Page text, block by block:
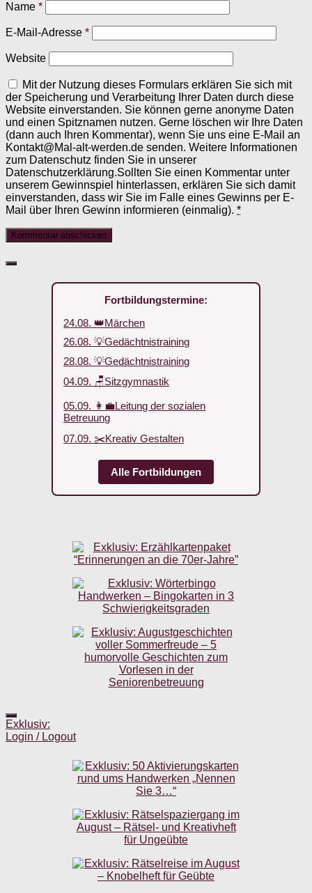
Name *
E-Mail-Adresse *
Website
Mit der Nutzung dieses Formulars erklären Sie sich mit
der Speicherung und Verarbeitung Ihrer Daten durch diese
Website einverstanden. Sie können gerne anonyme Daten
und einen Spitznamen nutzen. Gerne löschen wir Ihre Daten
(dann auch Ihren Kommentar), wenn Sie uns eine E-Mail an
Kontakt@Mal-alt-werden.de senden. Weitere Informationen
zum Datenschutz finden Sie in unserer
Datenschutzerklärung.Sollten Sie einen Kommentar unter
unserem Gewinnspiel hinterlassen, erklären Sie sich damit
einverstanden, dass wir Sie im Falle eines Gewinns per E-
Mail über Ihren Gewinn informieren (einmalig). *
Fortbildungstermine:
24.08. 👑Märchen
26.08. 💡Gedächtnistraining
28.08. 💡Gedächtnistraining
04.09. 🪑Sitzgymnastik
05.09. 👩‍💼Leitung der sozialen
Betreuung
07.09. ✂️Kreativ Gestalten
Alle Fortbildungen
Exklusiv:
Login / Logout